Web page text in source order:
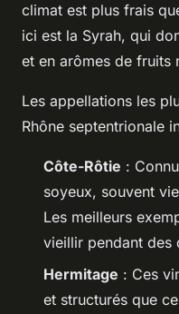
climat est plus frais
ici est la Syrah, qui
et en arômes de fruits
Les appellations les
Rhône septentrionale
Côte-Rôtie :
soyeux, souvent
Les meilleurs
vieillir pendant des
Hermitage : Ces
et structurés que